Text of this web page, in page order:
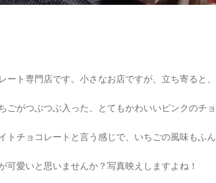
ート専門店です。小さなお店ですが、立ち寄ると
ごがつぶつぶ入った、とてもかわいいピンクのチョ
トチョコレートと言う感じで、いちごの風味もふ
可愛いと思いませんか？写真映えしますよね！